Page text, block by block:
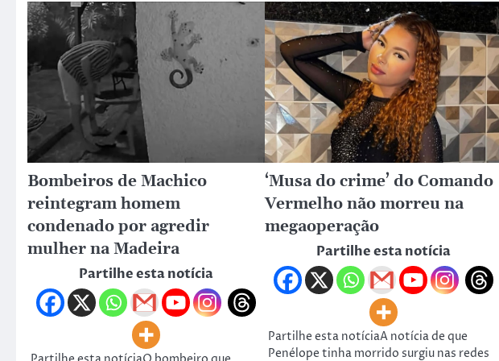
Bombeiros de Machico
reintegram homem
condenado por agredir
mulher na Madeira
Partilhe esta notícia
‘Musa do crime’ do Comando
Vermelho não morreu na
megaoperação
Partilhe esta notícia
Partilhe esta notíciaA notícia de que
Penélope tinha morrido surgiu nas redes